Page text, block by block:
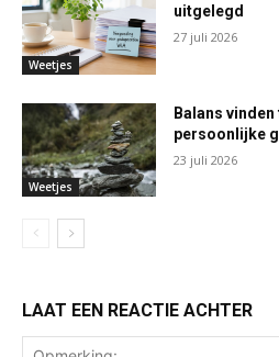
Weetjes
uitgelegd
27 juli 2026
Weetjes
Balans
persoonlijke
23 juli 2026
LAAT EEN REACTIE ACHTER